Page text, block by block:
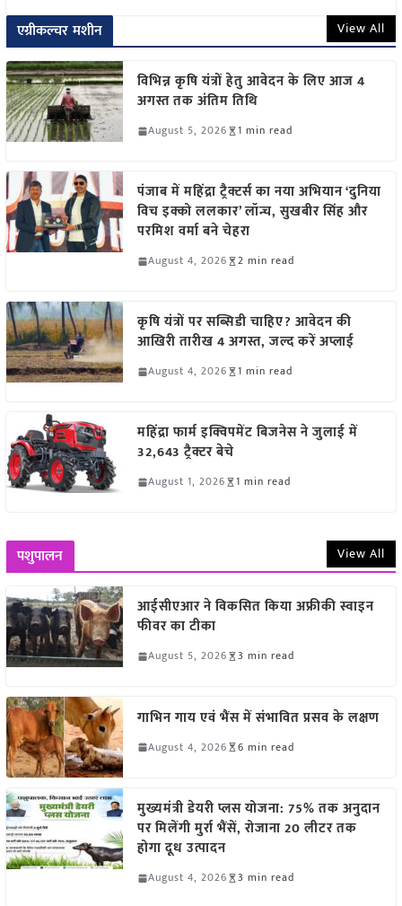
एग्रीकल्चर मशीन View All
विभिन्न कृषि यंत्रों हेतु आवेदन के लिए आज 4
अगस्त तक अंतिम तिथि
August 5, 2026 1 min read
पंजाब में महिंद्रा ट्रैक्टर्स का नया अभियान ‘दुनिया
विच इक्को ललकार’ लॉन्च, सुखबीर सिंह और
परमिश वर्मा बने चेहरा
August 4, 2026 2 min read
कृषि यंत्रों पर सब्सिडी चाहिए? आवेदन की
आखिरी तारीख 4 अगस्त, जल्द करें अप्लाई
August 4, 2026 1 min read
महिंद्रा फार्म इक्विपमेंट बिजनेस ने जुलाई में
32,643 ट्रैक्टर बेचे
August 1, 2026 1 min read
पशुपालन View All
आईसीएआर ने विकसित किया अफ्रीकी स्वाइन
फीवर का टीका
August 5, 2026 3 min read
गाभिन गाय एवं भैंस में संभावित प्रसव के लक्षण
August 4, 2026 6 min read
मुख्यमंत्री डेयरी प्लस योजना: 75% तक अनुदान
पर मिलेंगी मुर्रा भैंसें, रोजाना 20 लीटर तक
होगा दूध उत्पादन
August 4, 2026 3 min read